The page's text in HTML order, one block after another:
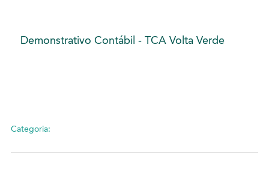
Demonstrativo Contábil - TCA Volta Verde
Categoria: